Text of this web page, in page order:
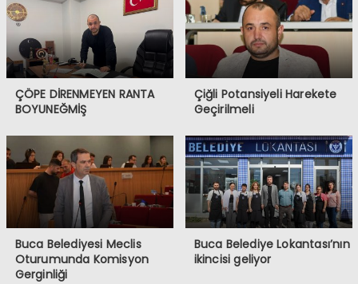
ÇÖPE DİRENMEYEN RANTA
BOYUNEĞMİŞ
Çiğli Potansiyeli Harekete
Geçirilmeli
Buca Belediyesi Meclis
Oturumunda Komisyon
Gerginliği
Buca Belediye Lokantası’nın
ikincisi geliyor